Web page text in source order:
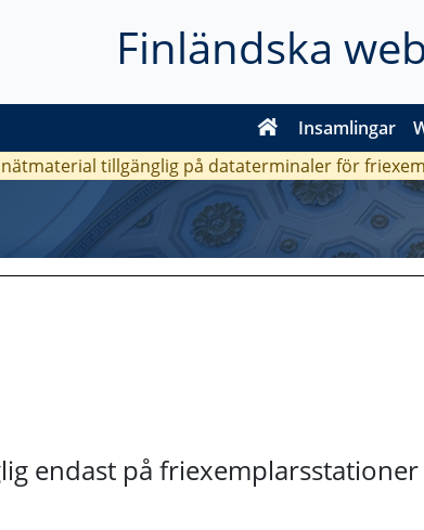
Finländska
Insamlingar
tillgänglig på dataterminaler för
endast på friexemplarsstationer